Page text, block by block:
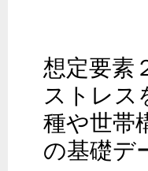
想定要素
ストレス
種や世帯
の基礎デ